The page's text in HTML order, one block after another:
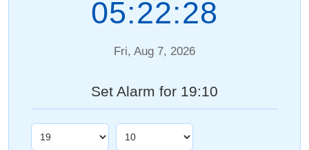
05:22:28
Fri, Aug 7, 2026
Set Alarm for 19:10